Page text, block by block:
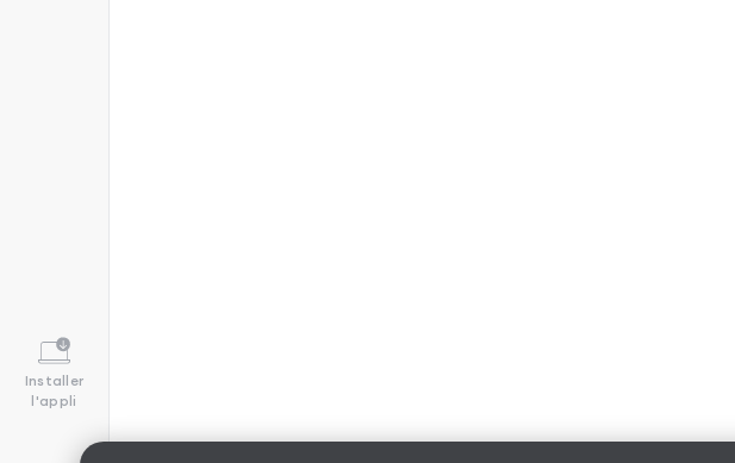
Installer
l'appli